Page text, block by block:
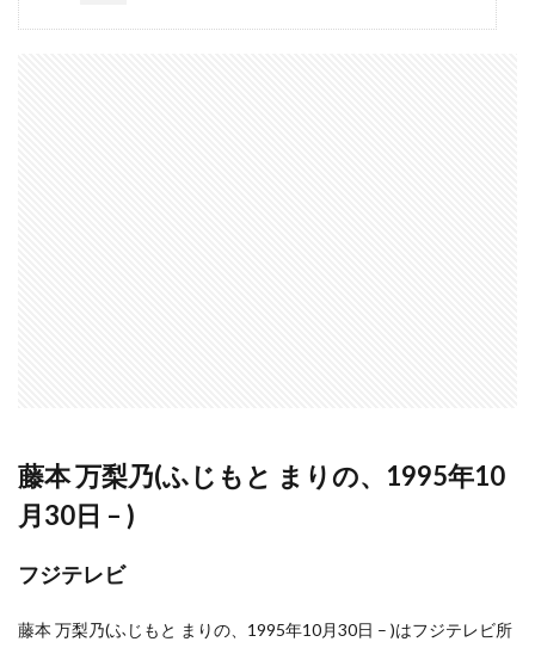
藤本 万梨乃(ふじもと まりの、1995年10
月30日 – )
フジテレビ
藤本 万梨乃(ふじもと まりの、1995年10月30日 – )はフジテレビ所